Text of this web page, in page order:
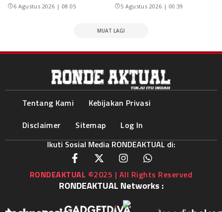
6 Agustus 2026 | 08:05 5 Agustus 2026 | 00:39
MUAT LAGI
Tentang Kami
Kebijakan Privasi
Disclaimer
Sitemap
Log In
Ikuti Sosial Media RONDEAKTUAL di:
RONDEAKTUAL ©2025 | All Rights Reserved
RONDEAKTUAL Networks :